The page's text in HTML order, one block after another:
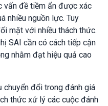
vấn đề tiềm ẩn được xác
nhiều nguồn lực. Tuy
mặt với nhiều thách thức.
SAI cần có cách tiếp cận
nhằm đạt hiệu quả cao
đổi trong đánh giá
thức xử lý các cuộc đánh